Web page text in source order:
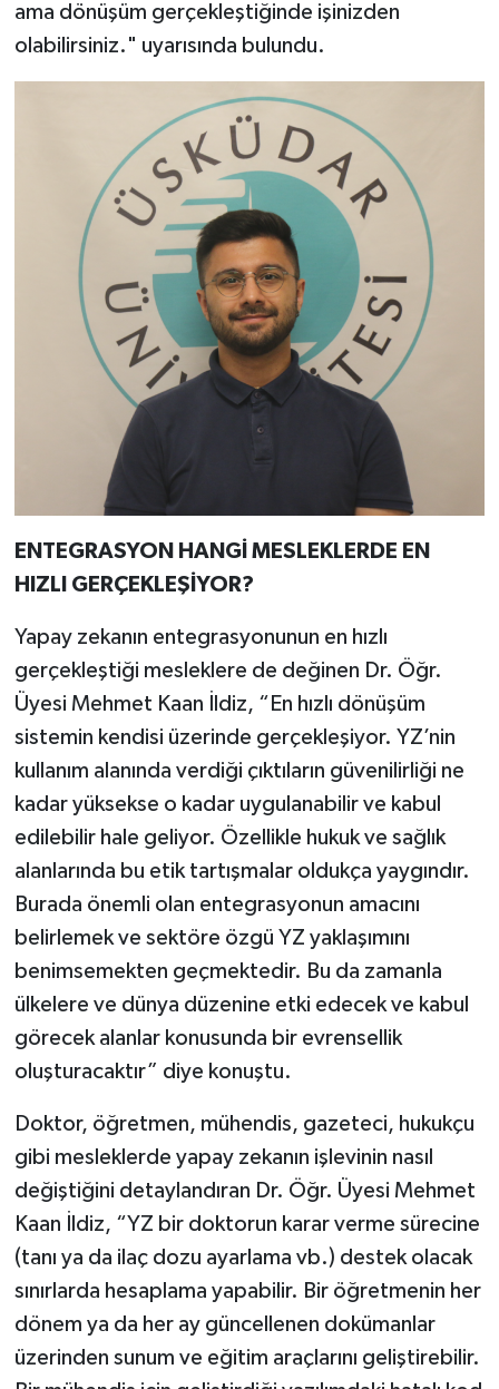
ama dönüşüm gerçekleştiğinde işinizden
olabilirsiniz." uyarısında bulundu.
ENTEGRASYON HANGİ MESLEKLERDE EN
HIZLI GERÇEKLEŞİYOR?
Yapay zekanın entegrasyonunun en hızlı
gerçekleştiği mesleklere de değinen Dr. Öğr.
Üyesi Mehmet Kaan İldiz, “En hızlı dönüşüm
sistemin kendisi üzerinde gerçekleşiyor. YZ’nin
kullanım alanında verdiği çıktıların güvenilirliği ne
kadar yüksekse o kadar uygulanabilir ve kabul
edilebilir hale geliyor. Özellikle hukuk ve sağlık
alanlarında bu etik tartışmalar oldukça yaygındır.
Burada önemli olan entegrasyonun amacını
belirlemek ve sektöre özgü YZ yaklaşımını
benimsemekten geçmektedir. Bu da zamanla
ülkelere ve dünya düzenine etki edecek ve kabul
görecek alanlar konusunda bir evrensellik
oluşturacaktır” diye konuştu.
Doktor, öğretmen, mühendis, gazeteci, hukukçu
gibi mesleklerde yapay zekanın işlevinin nasıl
değiştiğini detaylandıran Dr. Öğr. Üyesi Mehmet
Kaan İldiz, “YZ bir doktorun karar verme sürecine
(tanı ya da ilaç dozu ayarlama vb.) destek olacak
sınırlarda hesaplama yapabilir. Bir öğretmenin her
dönem ya da her ay güncellenen dokümanlar
üzerinden sunum ve eğitim araçlarını geliştirebilir.